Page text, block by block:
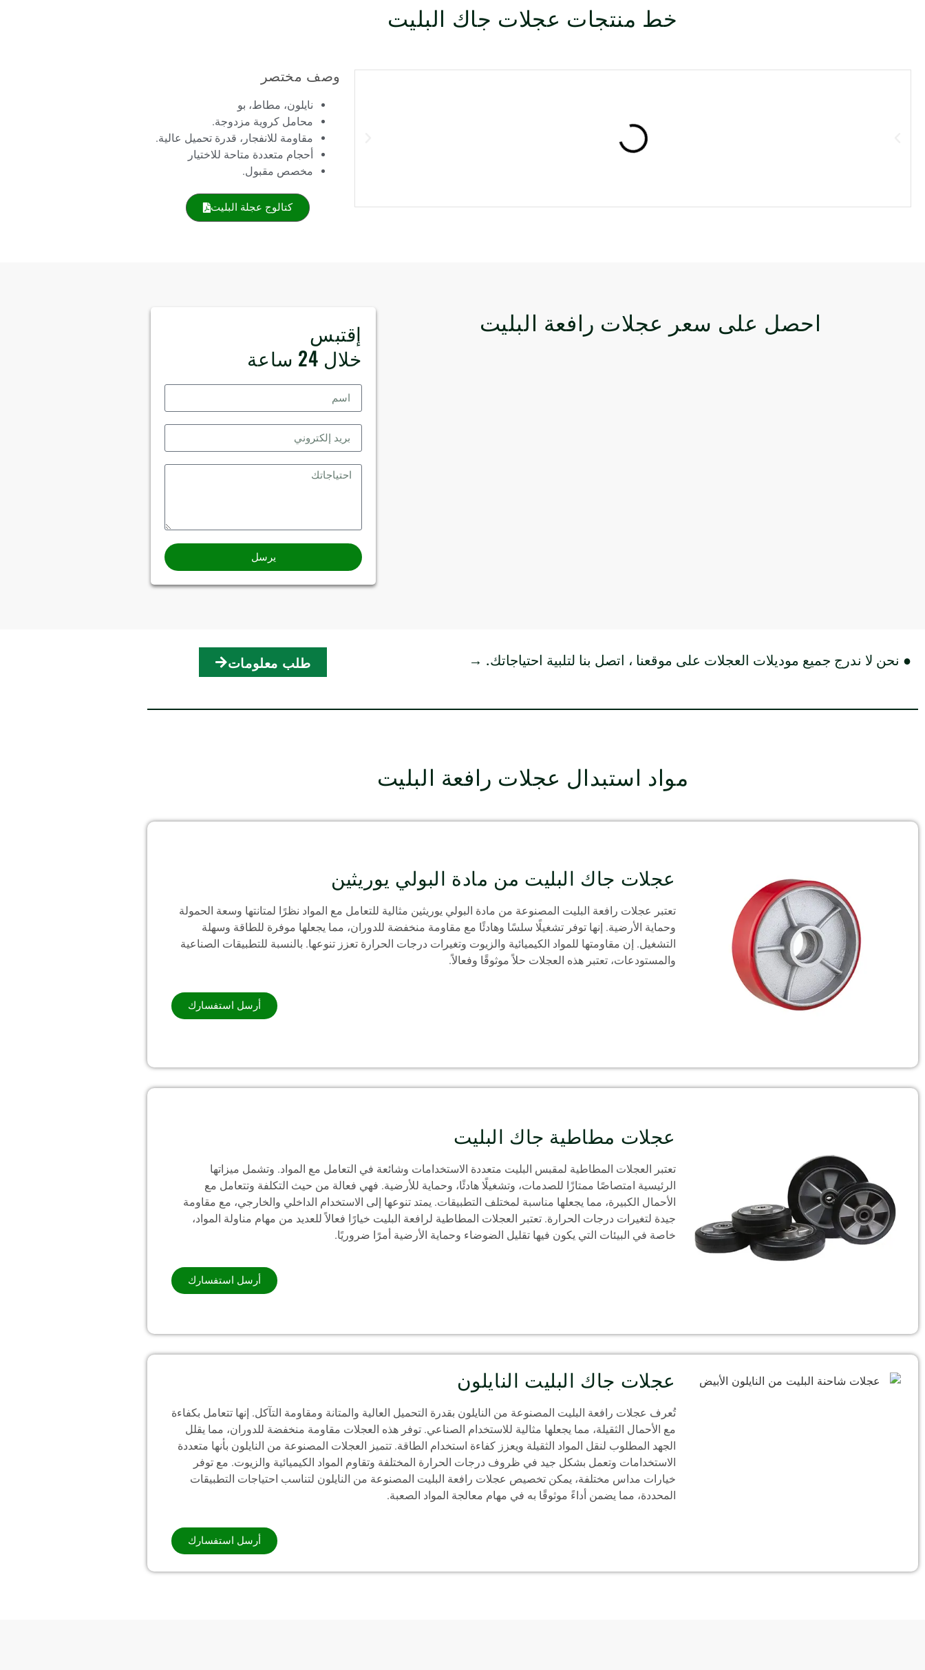
خط منتجات عجلات جاك البليت
وصف مختصر
نايلون، مطاط، بو
محامل كروية مزدوجة.
مقاومة للانفجار، قدرة تحميل عالية.
أحجام متعددة متاحة للاختيار
مخصص مقبول.
كتالوج عجلة البليت
احصل على سعر عجلات رافعة البليت
إقتبس
خلال 24 ساعة
يرسل
● نحن لا ندرج جميع موديلات العجلات على موقعنا ، اتصل بنا لتلبية احتياجاتك. → طلب معلومات
مواد استبدال عجلات رافعة البليت
عجلات جاك البليت من مادة البولي يوريثين
تعتبر عجلات رافعة البليت المصنوعة من مادة البولي يوريثين مثالية للتعامل مع المواد نظرًا لمتانتها وسعة الحمولة
وحماية الأرضية. إنها توفر تشغيلًا سلسًا وهادئًا مع مقاومة منخفضة للدوران، مما يجعلها موفرة للطاقة وسهلة
التشغيل. إن مقاومتها للمواد الكيميائية والزيوت وتغيرات درجات الحرارة تعزز تنوعها. بالنسبة للتطبيقات الصناعية
والمستودعات، تعتبر هذه العجلات حلاً موثوقًا وفعالاً.
أرسل استفسارك
عجلات مطاطية جاك البليت
تعتبر العجلات المطاطية لمقبس البليت متعددة الاستخدامات وشائعة في التعامل مع المواد. وتشمل ميزاتها
الرئيسية امتصاصًا ممتازًا للصدمات، وتشغيلًا هادئًا، وحماية للأرضية. فهي فعالة من حيث التكلفة وتتعامل مع
الأحمال الكبيرة، مما يجعلها مناسبة لمختلف التطبيقات. يمتد تنوعها إلى الاستخدام الداخلي والخارجي، مع مقاومة
جيدة لتغيرات درجات الحرارة. تعتبر العجلات المطاطية لرافعة البليت خيارًا فعالاً للعديد من مهام مناولة المواد،
خاصة في البيئات التي يكون فيها تقليل الضوضاء وحماية الأرضية أمرًا ضروريًا.
أرسل استفسارك
عجلات جاك البليت النايلون
تُعرف عجلات رافعة البليت المصنوعة من النايلون بقدرة التحميل العالية والمتانة ومقاومة التآكل. إنها تتعامل بكفاءة
مع الأحمال الثقيلة، مما يجعلها مثالية للاستخدام الصناعي. توفر هذه العجلات مقاومة منخفضة للدوران، مما يقلل
الجهد المطلوب لنقل المواد الثقيلة ويعزز كفاءة استخدام الطاقة. تتميز العجلات المصنوعة من النايلون بأنها متعددة
الاستخدامات وتعمل بشكل جيد في ظروف درجات الحرارة المختلفة وتقاوم المواد الكيميائية والزيوت. مع توفر
خيارات مداس مختلفة، يمكن تخصيص عجلات رافعة البليت المصنوعة من النايلون لتناسب احتياجات التطبيقات
المحددة، مما يضمن أداءً موثوقًا به في مهام معالجة المواد الصعبة.
أرسل استفسارك